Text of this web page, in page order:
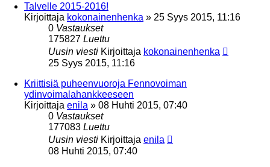
Talvelle 2015-2016!
Kirjoittaja kokonainenhenka » 25 Syys 2015, 11:16
0 Vastaukset
175827 Luettu
Uusin viesti Kirjoittaja kokonainenhenka
25 Syys 2015, 11:16
Kriittisiä puheenvuoroja Fennovoiman
ydinvoimalahankkeeseen
Kirjoittaja enila » 08 Huhti 2015, 07:40
0 Vastaukset
177083 Luettu
Uusin viesti Kirjoittaja enila
08 Huhti 2015, 07:40